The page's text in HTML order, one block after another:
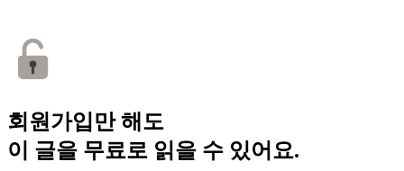
회원가입만 해도
이 글을 무료로 읽을 수 있어요.